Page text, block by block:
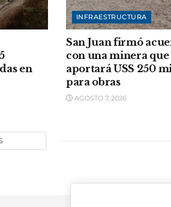
en
INFRAESTRUCTURA
San Juan firmó
con una minera que
aportará USS 250
para obras
AGOSTO 7, 2026